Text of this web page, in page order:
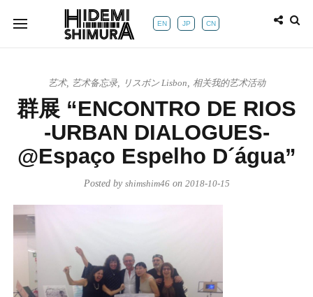
EN JP CN
艺术, 艺术备忘录, リスボン Lisbon 相关我的艺术活动
群展 “ENCONTRO DE RIOS
-URBAN DIALOGUES-
@Espaço Espelho D´água”
Posted by shimshim46on 2018-10-15